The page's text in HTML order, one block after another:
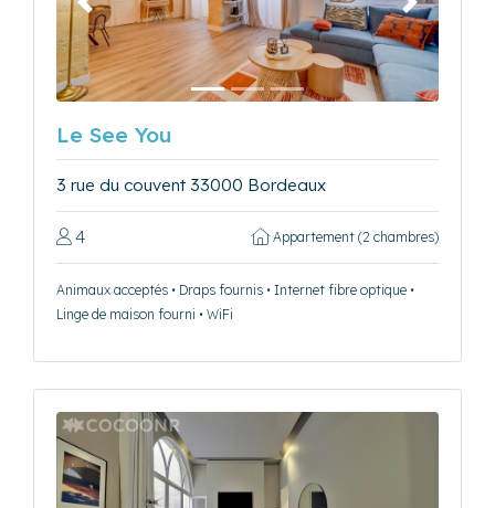
Précédent Suivant
Le See You
3 rue du couvent 33000 Bordeaux
4 Appartement (2 chambres)
Animaux acceptés • Draps fournis • Internet fibre optique •
Linge de maison fourni • WiFi